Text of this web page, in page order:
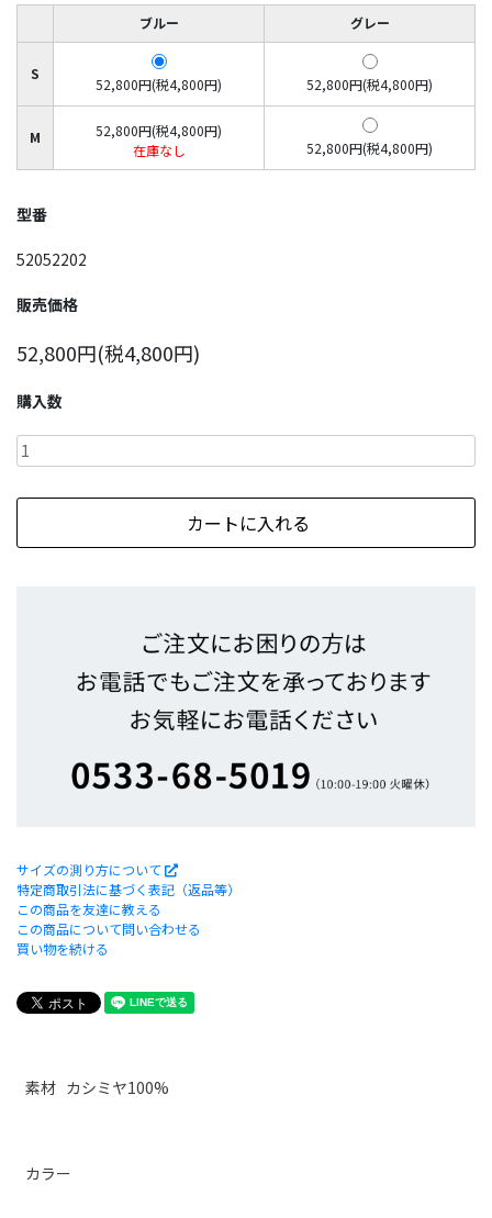
ブルー グレー
S
52,800円(税4,800円) 52,800円(税4,800円)
M
52,800円(税4,800円)
在庫なし
52,800円(税4,800円)
型番
52052202
販売価格
52,800円(税4,800円)
購入数
サイズの測り方について
特定商取引法に基づく表記（返品等）
この商品を友達に教える
この商品について問い合わせる
買い物を続ける
素材 カシミヤ100%
カラー